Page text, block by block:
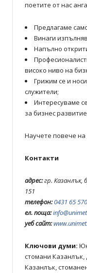
поетите от нас
Предлагаме
Винаги
Напълно
високо ниво на
Грижим се и
служители;
Интересуваме
за бизнес
Научете повече на
Контакти
адрес:гр. Казанлък,
151
телефон:0431 65 570
ел. поща:
уеб сайт:
Ключови думи:
стомани Казанлък,
Казанлък,